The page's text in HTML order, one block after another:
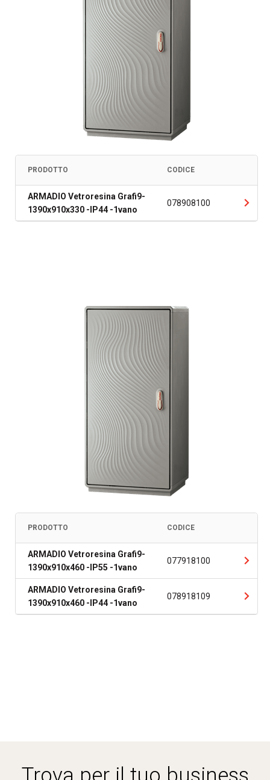
PRODOTTO CODICE
ARMADIO Vetroresina Grafi9-
1390x910x330 -IP44 -1vano
078908100
PRODOTTO CODICE
ARMADIO Vetroresina Grafi9-
1390x910x460 -IP55 -1vano
077918100
ARMADIO Vetroresina Grafi9-
1390x910x460 -IP44 -1vano
078918109